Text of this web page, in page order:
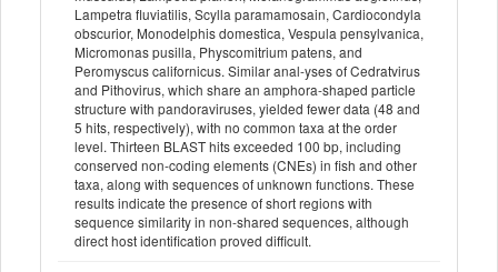
Lampetra fluviatilis, Scylla paramamosain, Cardiocondyla
obscurior, Monodelphis domestica, Vespula pensylvanica,
Micromonas pusilla, Physcomitrium patens, and
Peromyscus californicus. Similar anal-yses of Cedratvirus
and Pithovirus, which share an amphora-shaped particle
structure with pandoraviruses, yielded fewer data (48 and
5 hits, respectively), with no common taxa at the order
level. Thirteen BLAST hits exceeded 100 bp, including
conserved non-coding elements (CNEs) in fish and other
taxa, along with sequences of unknown functions. These
results indicate the presence of short regions with
sequence similarity in non-shared sequences, although
direct host identification proved difficult.